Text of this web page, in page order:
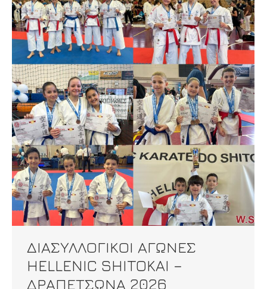
ΔΙΑΣΥΛΛΟΓΙΚΟΙ ΑΓΩΝΕΣ
HELLENIC SHITOKAI –
ΔΡΑΠΕΤΣΩΝΑ 2026